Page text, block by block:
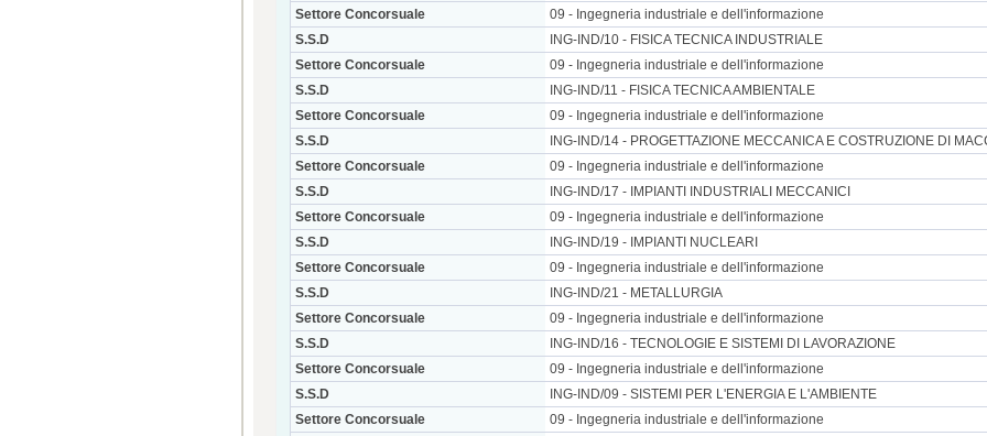
Settore Concorsuale
09 - Ingegneria industriale e dell'informazione
S.S.D
ING-IND/10 - FISICA TECNICA INDUSTRIALE
Settore Concorsuale
09 - Ingegneria industriale e dell'informazione
S.S.D
ING-IND/11 - FISICA TECNICA AMBIENTALE
Settore Concorsuale
09 - Ingegneria industriale e dell'informazione
S.S.D
ING-IND/14 - PROGETTAZIONE MECCANICA E COSTRUZIONE DI
Settore Concorsuale
09 - Ingegneria industriale e dell'informazione
S.S.D
ING-IND/17 - IMPIANTI INDUSTRIALI MECCANICI
Settore Concorsuale
09 - Ingegneria industriale e dell'informazione
S.S.D
ING-IND/19 - IMPIANTI NUCLEARI
Settore Concorsuale
09 - Ingegneria industriale e dell'informazione
S.S.D
ING-IND/21 - METALLURGIA
Settore Concorsuale
09 - Ingegneria industriale e dell'informazione
S.S.D
ING-IND/16 - TECNOLOGIE E SISTEMI DI LAVORAZIONE
Settore Concorsuale
09 - Ingegneria industriale e dell'informazione
S.S.D
ING-IND/09 - SISTEMI PER L'ENERGIA E L'AMBIENTE
Settore Concorsuale
09 - Ingegneria industriale e dell'informazione